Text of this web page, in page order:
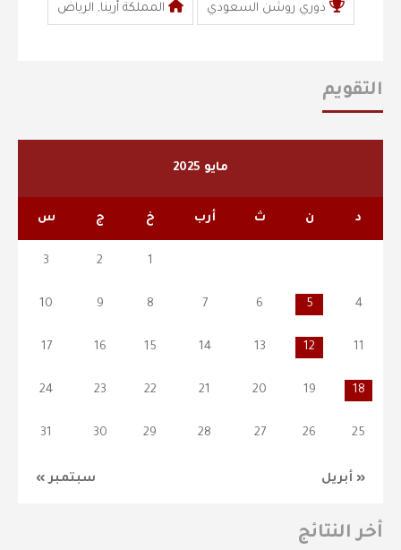
دوري روشن السعودي المملكة أرينا, الرياض
التقويم
مايو 2025
د ن ث أرب خ ج س
« أبريل سبتمبر »
1
2
3
4
5
6
7
8
9
10
11
12
13
14
15
16
17
18
19
20
21
22
23
24
25
26
27
28
29
30
31
أخر النتائج